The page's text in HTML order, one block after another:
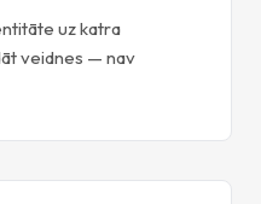
uz katra
veidnes — nav